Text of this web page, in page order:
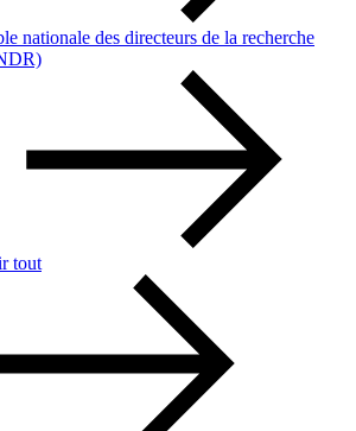
nationale des directeurs de la recherche
tout